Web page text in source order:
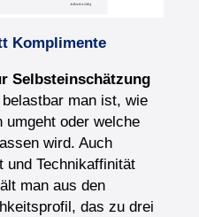
Komplimente
Selbsteinschätzung
man ist, wie
umgeht oder welche
wird. Auch
und Technikaffinität
man aus den
das zu drei